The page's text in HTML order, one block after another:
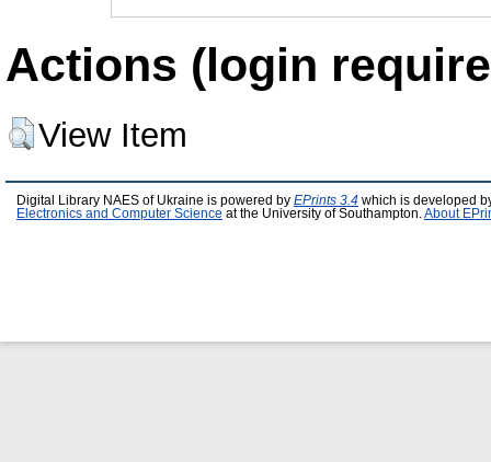
Actions (login
View Item
Digital Library NAES of Ukraine is powered by EPrints 3.4 which is developed
Electronics and Computer Science at the University of Southampton. About